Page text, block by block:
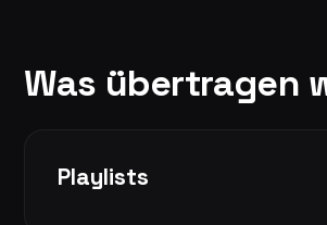
Was übertragen
Playlists